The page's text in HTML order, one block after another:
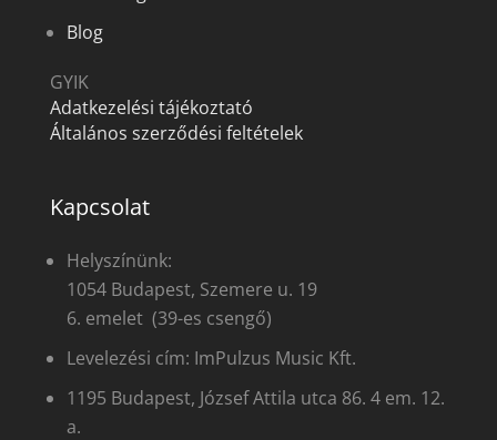
Blog
GYIK
Adatkezelési tájékoztató
Általános szerződési feltételek
Kapcsolat
Helyszínünk:
1054 Budapest, Szemere u. 19
6. emelet (39-es csengő)
Levelezési cím: ImPulzus Music Kft.
1195 Budapest, József Attila utca 86. 4 em. 12.
a.